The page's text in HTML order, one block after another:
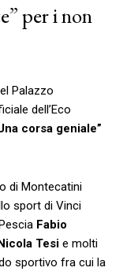
per i non
Palazzo
dell’Eco
corsa geniale”
di Montecatini
sport di Vinci
Fabio
Tesi e molti
sportivo fra cui la